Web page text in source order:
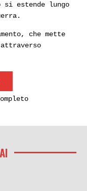
estende lungo
che mette